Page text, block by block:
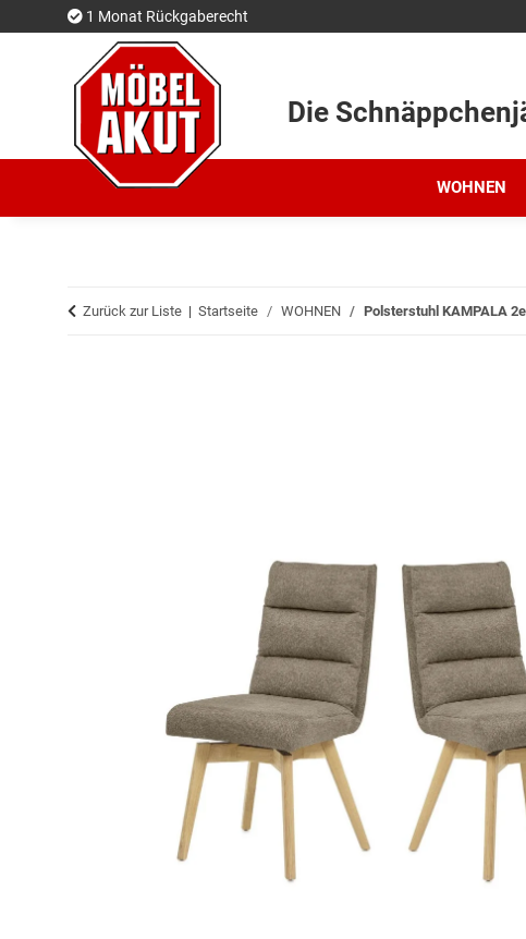
1 Monat Rückgaberecht
Die
WOHNEN
Zurück zur Liste Startseite WOHNEN Polsterstuhl KAMPALA